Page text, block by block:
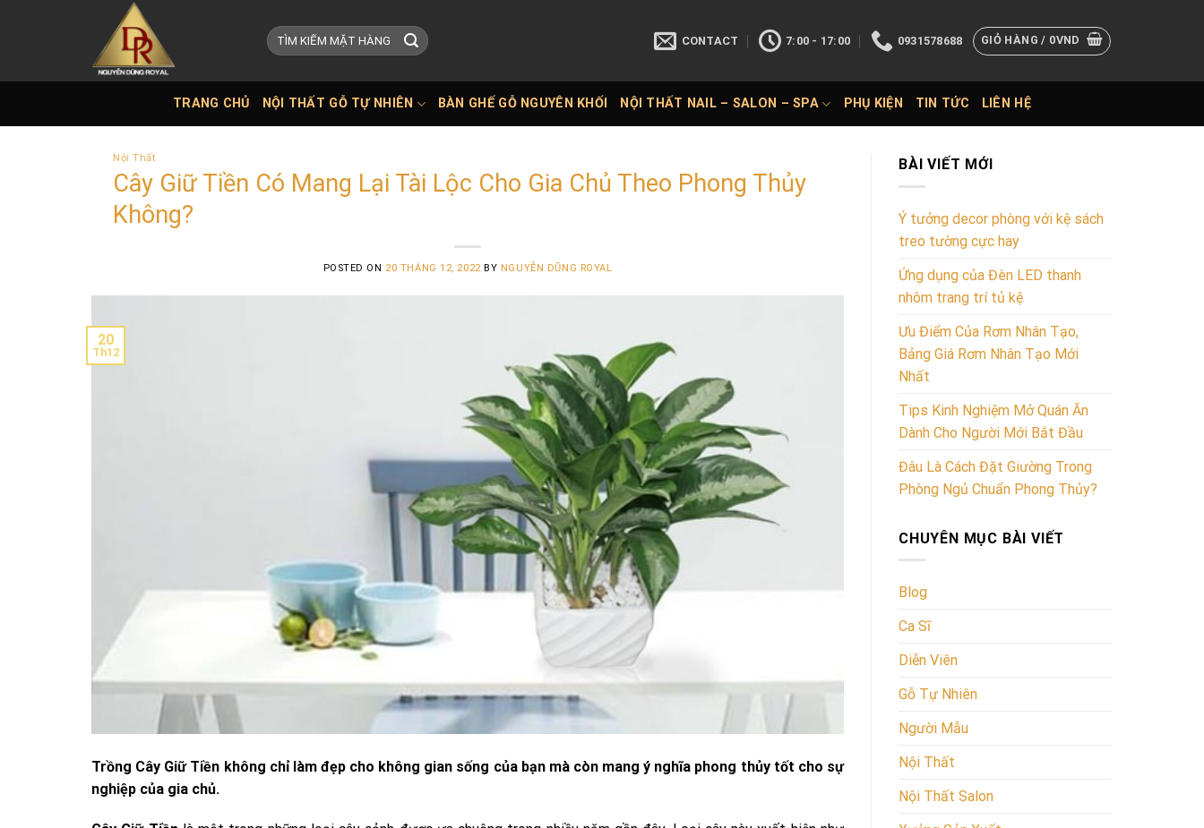
Tìm
kiếm:
CONTACT 7:00 - 17:00 0931578688 GIỎ HÀNG / 0VND
TRANG CHỦ NỘI THẤT GỖ TỰ NHIÊN BÀN GHẾ GỖ NGUYÊN KHỐI NỘI THẤT NAIL – SALON – SPA PHỤ KIỆN TIN TỨC LIÊN HỆ
Nội Thất
Cây Giữ Tiền Có Mang Lại Tài Lộc Cho Gia Chủ Theo Phong Thủy
Không?
POSTED ON 20 THÁNG 12, 2022 BY NGUYỄN DŨNG ROYAL
20
Th12
Trồng Cây Giữ Tiền không chỉ làm đẹp cho không gian sống của bạn mà còn mang ý nghĩa phong thủy tốt cho sự
nghiệp của gia chủ.
BÀI VIẾT MỚI
Ý tưởng decor phòng với kệ sách
treo tường cực hay
Ứng dụng của Đèn LED thanh
nhôm trang trí tủ kệ
Ưu Điểm Của Rơm Nhân Tạo,
Bảng Giá Rơm Nhân Tạo Mới
Nhất
Tips Kinh Nghiệm Mở Quán Ăn
Dành Cho Người Mới Bắt Đầu
Đâu Là Cách Đặt Giường Trong
Phòng Ngủ Chuẩn Phong Thủy?
CHUYÊN MỤC BÀI VIẾT
Blog
Ca Sĩ
Diễn Viên
Gỗ Tự Nhiên
Người Mẫu
Nội Thất
Nội Thất Salon